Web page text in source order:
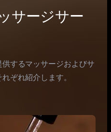
サージサー
するマッサージおよびサ
ぞれ紹介します。